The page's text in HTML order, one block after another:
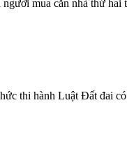
mua căn nhà thứ
thi hành Luật Đất đai